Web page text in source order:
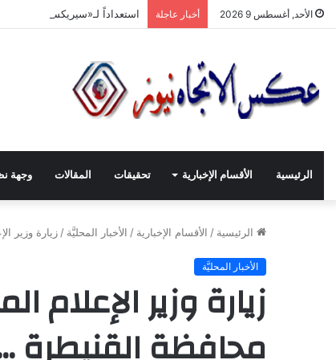
الأحد, أغسطس 9 2026 أخبار عاجلة استعداداً لـ«سيريكس جدّة 2026».. تنسيق حكومي وصناعي لتعزيز الشّراكات الاستثماريّة وترسيخ حضور المنتج السّوري في الأسواق الخليجيّة
الرئيسية الأقسام الإخبارية تحقيقات المقالات وجهة
الرئيسية / الأقسام الإخبارية / الأخبار المحليَّة / زيارة وزير
الأخبار المحليَّة
زيارة وزير الإعلام